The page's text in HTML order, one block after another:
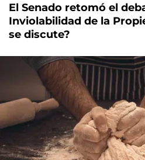
El Senado retomó el
Inviolabilidad de la
se discute?